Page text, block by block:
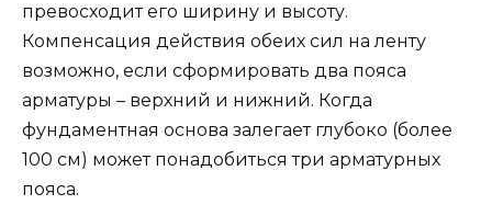
превосходит его ширину и высоту.
Компенсация действия обеих сил на ленту
возможно, если сформировать два пояса
арматуры – верхний и нижний. Когда
фундаментная основа залегает глубоко (более
100 см) может понадобиться три арматурных
пояса.